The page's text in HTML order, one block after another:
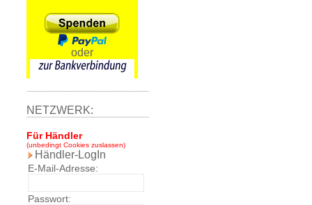
oder
NETZWERK:
Für Händler
(unbedingt Cookies zuslassen)
Händler-LogIn
E-Mail-Adresse:
Passwort: